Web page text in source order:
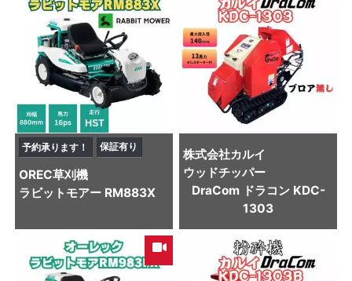
予約承ります！ 保証有り
OREC草刈機
ラビットモアー RM883X
株式会社カルイ
ウッドチッパー
DraCom ドラコン KDC-
1303